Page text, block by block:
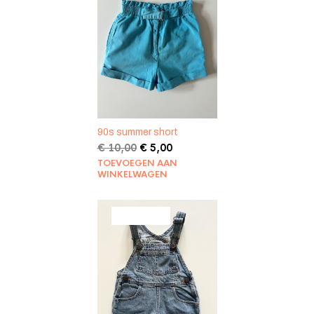
UITVERKOOP
90s summer short
€10,00 Oorspronkelijke
prijs
was:
€5,00Huidige
prijs
TOEVOEGEN AAN
WINKELWAGEN
PRODUCT
IN
DE
UITVERKOOP